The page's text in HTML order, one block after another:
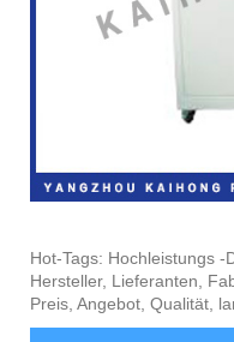
Hot-Tags: Hochleistungs -
Hersteller, Lieferanten,
Preis, Angebot, Qualität,